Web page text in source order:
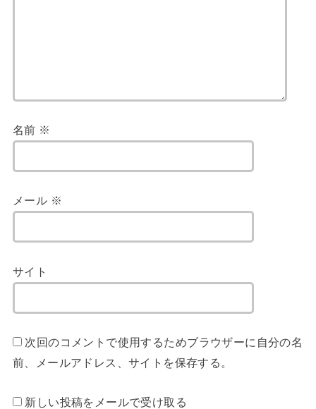
名前 ※
メール ※
サイト
次回のコメントで使用するためブラウザーに自分の名
前、メールアドレス、サイトを保存する。
新しい投稿をメールで受け取る